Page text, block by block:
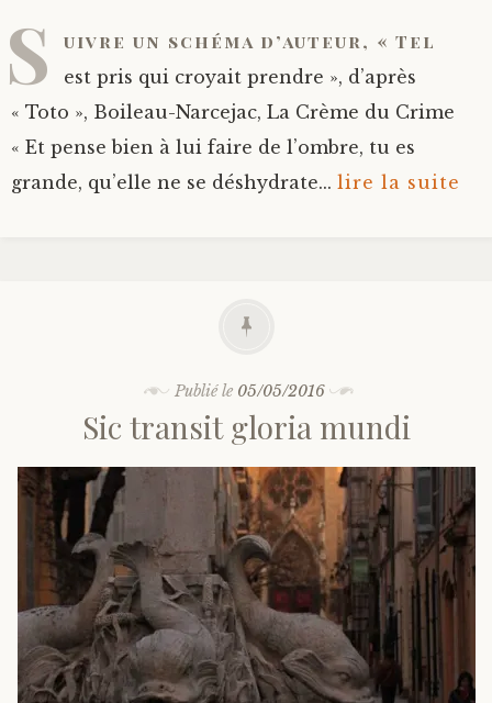
S uivre un schéma d’auteur, « Tel
est pris qui croyait prendre », d’après
« Toto », Boileau-Narcejac, La Crème du Crime
« Et pense bien à lui faire de l’ombre, tu es
grande, qu’elle ne se déshydrate... lire la suite
Publié le 05/05/2016
Sic transit gloria mundi